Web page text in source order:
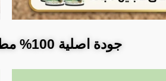
جودة اصلية 100% مطابق للفيديو الاعلاني